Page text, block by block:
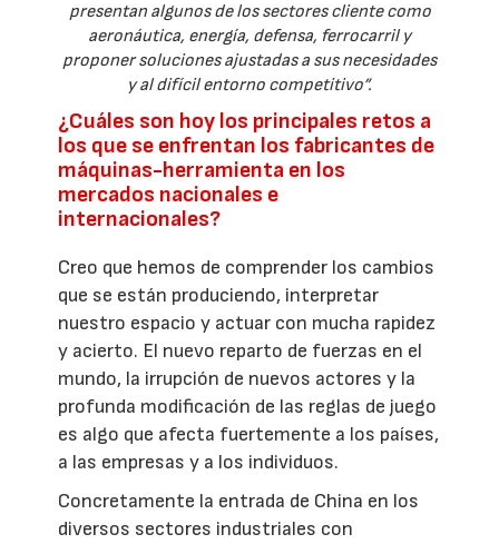
presentan algunos de los sectores cliente como
aeronáutica, energía, defensa, ferrocarril y
proponer soluciones ajustadas a sus necesidades
y al difícil entorno competitivo”.
¿Cuáles son hoy los principales retos a
los que se enfrentan los fabricantes de
máquinas-herramienta en los
mercados nacionales e
internacionales?
Creo que hemos de comprender los cambios
que se están produciendo, interpretar
nuestro espacio y actuar con mucha rapidez
y acierto. El nuevo reparto de fuerzas en el
mundo, la irrupción de nuevos actores y la
profunda modificación de las reglas de juego
es algo que afecta fuertemente a los países,
a las empresas y a los individuos.
Concretamente la entrada de China en los
diversos sectores industriales con